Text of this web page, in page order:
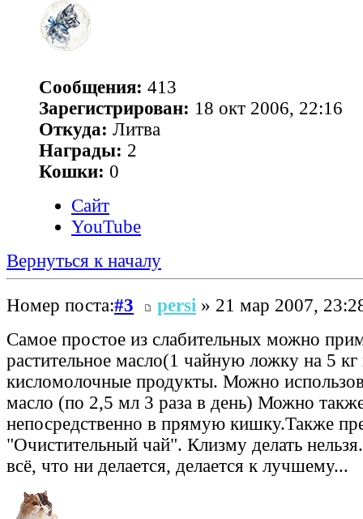
Сообщения: 413
Зарегистрирован: 18 окт 2006, 22:16
Откуда: Литва
Награды: 2
Кошки: 0
Сайт
YouTube
Вернуться к началу
Номер поста:#3 persi » 21 мар 2007,
Самое простое из слабительных можно
растительное масло(1 чайную ложку на 5 кг
кисломолочные продукты. Можно
масло (по 2,5 мл 3 раза в день) Можно
непосредственно в прямую кишку.Также
"Очистительный чай". Клизму делать нельзя.
всё, что ни делается, делается к лучшему...